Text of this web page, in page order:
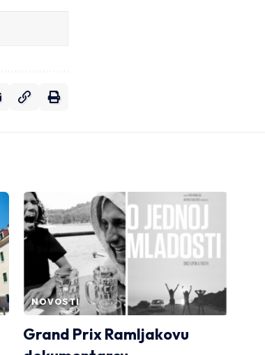
NOVOSTI
Grand Prix Ramljakovu